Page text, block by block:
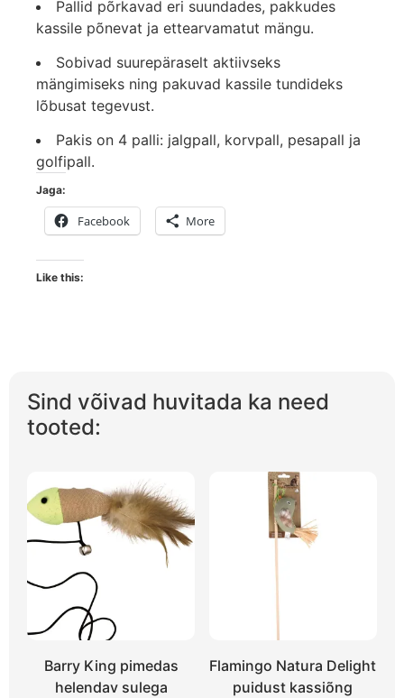
Pallid põrkavad eri suundades, pakkudes
kassile põnevat ja ettearvamatut mängu.
Sobivad suurepäraselt aktiivseks
mängimiseks ning pakuvad kassile tundideks
lõbusat tegevust.
Pakis on 4 palli: jalgpall, korvpall, pesapall ja
golfipall.
Jaga:
Facebook More
Like this:
Sind võivad huvitada ka need
tooted:
Barry King pimedas
helendav sulega
Flamingo Natura Delight
puidust kassiõng